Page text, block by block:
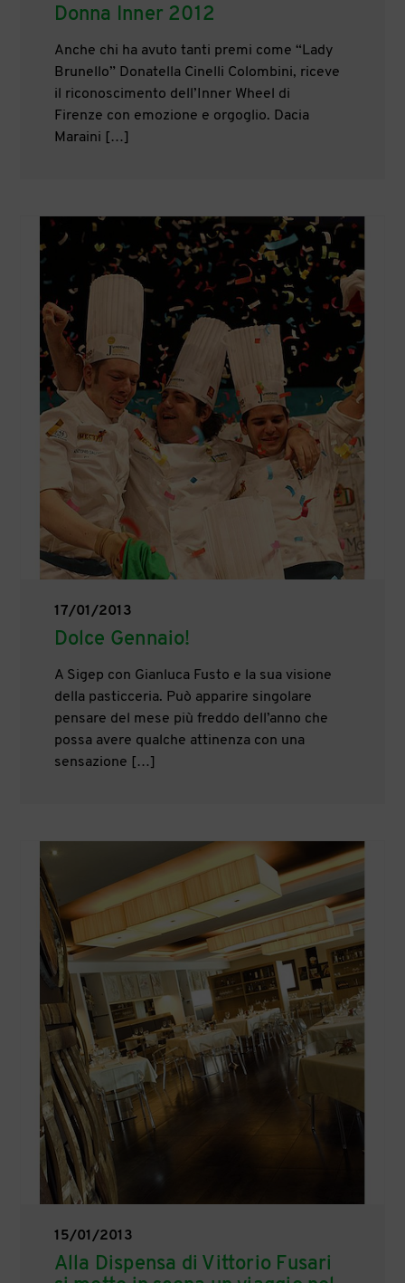
Donna Inner 2012
Anche chi ha avuto tanti premi come “Lady
Brunello” Donatella Cinelli Colombini, riceve
il riconoscimento dell’Inner Wheel di
Firenze con emozione e orgoglio. Dacia
Maraini […]
17/01/2013
Dolce Gennaio!
A Sigep con Gianluca Fusto e la sua visione
della pasticceria. Può apparire singolare
pensare del mese più freddo dell’anno che
possa avere qualche attinenza con una
sensazione […]
15/01/2013
Alla Dispensa di Vittorio Fusari